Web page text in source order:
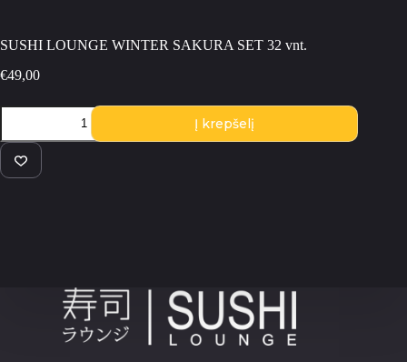
SUSHI LOUNGE WINTER SAKURA SET 32 vnt.
€49,00
produkto
SUSHI
LOUNGE
WINTER
Į krepšelį